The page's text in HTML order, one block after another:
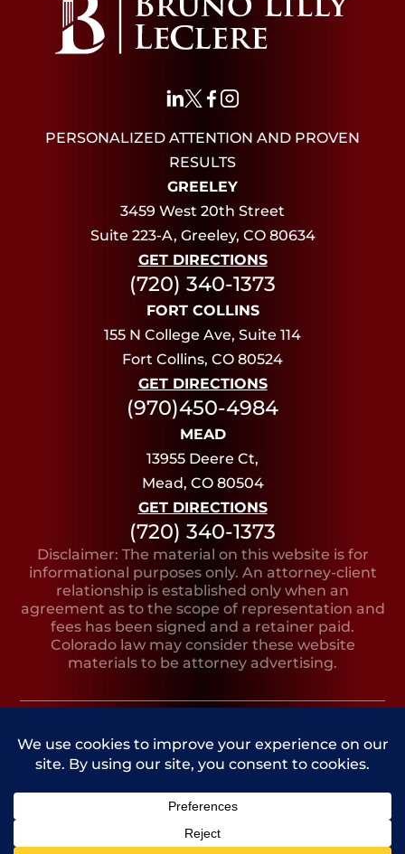
PERSONALIZED ATTENTION AND PROVEN
RESULTS
GREELEY
3459 West 20th Street
Suite 223-A, Greeley, CO 80634
GET DIRECTIONS
(720) 340-1373
FORT COLLINS
155 N College Ave, Suite 114
Fort Collins, CO 80524
GET DIRECTIONS
(970)450-4984
MEAD
13955 Deere Ct,
Mead, CO 80504
GET DIRECTIONS
(720) 340-1373
Disclaimer: The material on this website is for
informational purposes only. An attorney-client
relationship is established only when an
agreement as to the scope of representation and
fees has been signed and a retainer paid.
Colorado law may consider these website
materials to be attorney advertising.
PRIVACY
SITE
MAP
SITE AND MARKETING
BY